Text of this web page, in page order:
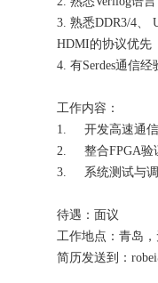
3. 熟悉DDR3/4、
HDMI的协议优先
4. 有Serdes通信经
工作内容：
1. 开发高速通信
2. 整合FPGA验
3. 系统测试与
待遇：面议
工作地点：青岛
简历发送到：